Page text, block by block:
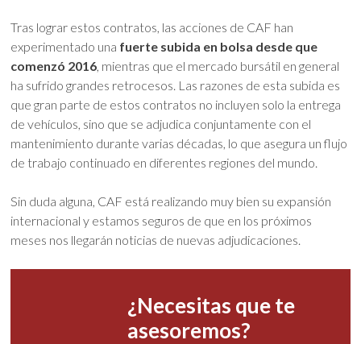
Tras lograr estos contratos, las acciones de CAF han
experimentado una fuerte subida en bolsa desde que
comenzó 2016, mientras que el mercado bursátil en general
ha sufrido grandes retrocesos. Las razones de esta subida es
que gran parte de estos contratos no incluyen solo la entrega
de vehículos, sino que se adjudica conjuntamente con el
mantenimiento durante varias décadas, lo que asegura un flujo
de trabajo continuado en diferentes regiones del mundo.
Sin duda alguna, CAF está realizando muy bien su expansión
internacional y estamos seguros de que en los próximos
meses nos llegarán noticias de nuevas adjudicaciones.
¿Necesitas que te
asesoremos?